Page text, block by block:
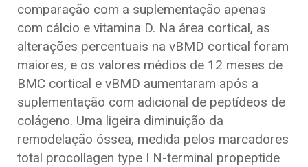
comparação com a suplementação apenas
com cálcio e vitamina D. Na área cortical, as
alterações percentuais na vBMD cortical foram
maiores, e os valores médios de 12 meses de
BMC cortical e vBMD aumentaram após a
suplementação com adicional de peptídeos de
colágeno. Uma ligeira diminuição da
remodelação óssea, medida pelos marcadores
total procollagen type I N-terminal propeptide